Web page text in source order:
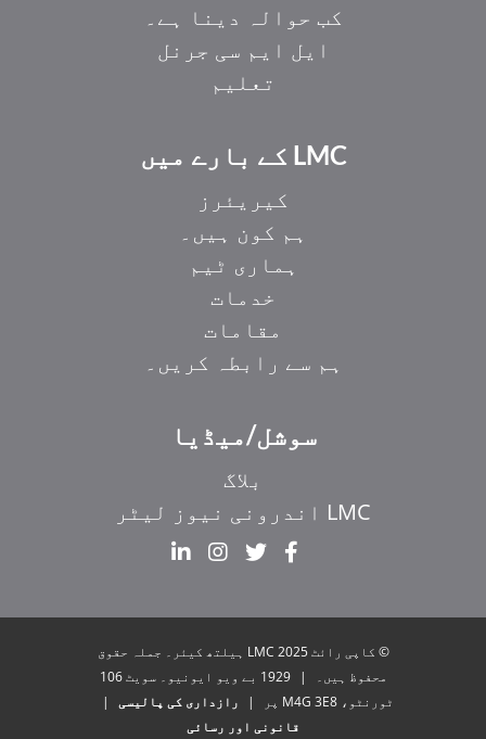
کب حوالہ دینا ہے۔
ایل ایم سی جرنل
تعلیم
LMC کے بارے میں
کیریئرز
ہم کون ہیں۔
ہماری ٹیم
خدمات
مقامات
ہم سے رابطہ کریں۔
سوشل/میڈیا
بلاگ
LMC اندرونی نیوز لیٹر
© کاپی رائٹ 2025 LMC ہیلتھ کیئر۔ جملہ حقوق
محفوظ ہیں۔
|
1929 بے ویو ایونیو۔ سویٹ 106
ٹورنٹو، M4G 3E8 پر
| رازداری کی پالیسی
|
قانونی اور رسائی
HI
ZH